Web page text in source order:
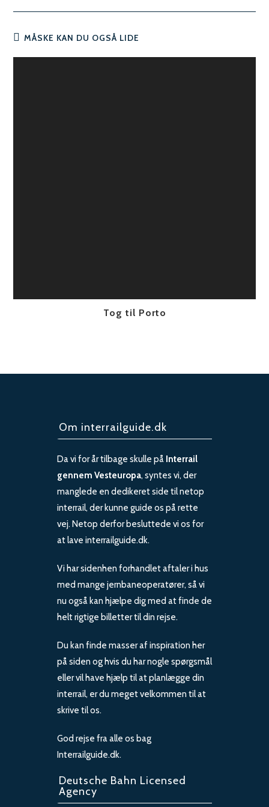
MÅSKE KAN DU OGSÅ LIDE
Tog til Porto
Om interrailguide.dk
Da vi for år tilbage skulle på Interrail
gennem Vesteuropa, syntes vi, der
manglede en dedikeret side til netop
interrail, der kunne guide os på rette
vej. Netop derfor besluttede vi os for
at lave interrailguide.dk.
Vi har sidenhen forhandlet aftaler i hus
med mange jernbaneoperatører, så vi
nu også kan hjælpe dig med at finde de
helt rigtige billetter til din rejse.
Du kan finde masser af inspiration her
på siden og hvis du har nogle spørgsmål
eller vil have hjælp til at planlægge din
interrail, er du meget velkommen til at
skrive til os.
God rejse fra alle os bag
Interrailguide.dk.
Deutsche Bahn Licensed
Agency